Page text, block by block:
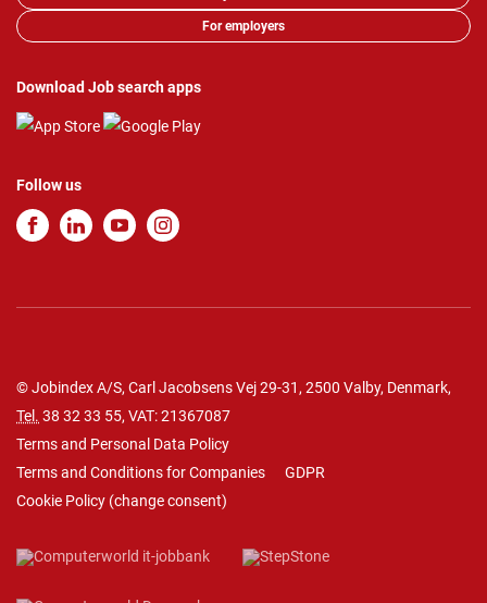
For employers
Download Job search apps
Follow us
© Jobindex A/S, Carl Jacobsens Vej 29-31, 2500 Valby, Denmark,
Tel. 38 32 33 55, VAT: 21367087
Terms and Personal Data Policy
Terms and Conditions for Companies
GDPR
Cookie Policy (change consent)